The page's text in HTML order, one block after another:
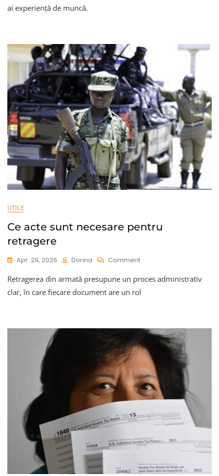
Tânăr
Fără
Experiență
ai experiență de muncă.
UTILE
Ce acte sunt necesare pentru
retragere
Apr. 29, 2026 Dorina CommentOn
Acte
Sunt
Retragerea din armată presupune un proces administrativ
clar, în care fiecare document are un rol